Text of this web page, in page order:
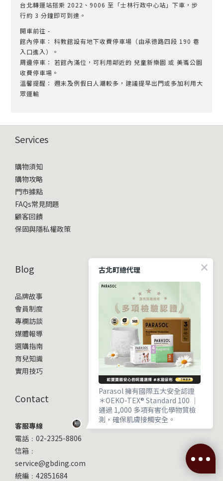
台北轉運站搭乘 2022、9006 至「士林行政中心站」下車，步
行約 3 分鐘即可到達。
開車前往 -
館內停車： 科教館設有地下收費停車場（由承德路四段 190 巷
入口進入）。
周邊停車： 若館內滿位，可利用鄰近的 兒童新樂園 或 美崙公園
收費停車場。
溫馨提醒： 週末及例假日人潮較多，建議提早出門或多加利用大
眾運輸
Services
購物須知
購物攻略
門市據點
FAQs常見問題
顧客回饋
保固與隱私權政策
Blog
品牌故事
會員制度
專欄訪談
媒體報導
選購指南
育兒知識
實用技巧
Contact
客服專線
電話﹕02-2325-8806
信箱﹕
service@gbding.com
統編﹕42851684
古北町總代理
Parasol 擁有國際五大安全認證
＊OEKO-TEX® Standard 100 ｜
通過 1,000 多項有害化學物質檢
測，確保肌膚接觸安全。
病學專家嚴審，成分透明且健康。
＊OCS 100 有機標準 ｜ 獨立驗證